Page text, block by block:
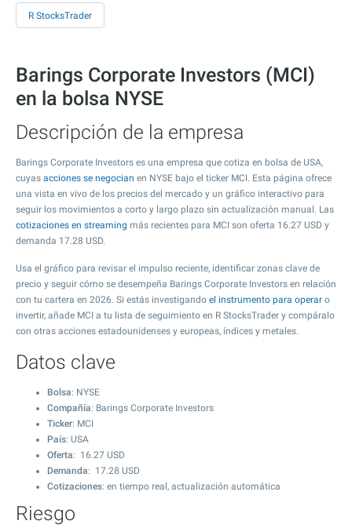
R StocksTrader
Barings Corporate Investors (MCI)
en la bolsa NYSE
Descripción de la empresa
Barings Corporate Investors es una empresa que cotiza en bolsa de USA,
cuyas acciones se negocian en NYSE bajo el ticker MCI. Esta página ofrece
una vista en vivo de los precios del mercado y un gráfico interactivo para
seguir los movimientos a corto y largo plazo sin actualización manual. Las
cotizaciones en streaming más recientes para MCI son oferta 16.27 USD y
demanda 17.28 USD.
Usa el gráfico para revisar el impulso reciente, identificar zonas clave de
precio y seguir cómo se desempeña Barings Corporate Investors en relación
con tu cartera en 2026. Si estás investigando el instrumento para operar o
invertir, añade MCI a tu lista de seguimiento en R StocksTrader y compáralo
con otras acciones estadounidenses y europeas, índices y metales.
Datos clave
Bolsa: NYSE
Compañía: Barings Corporate Investors
Ticker: MCI
País: USA
Oferta: 16.27 USD
Demanda: 17.28 USD
Cotizaciones: en tiempo real, actualización automática
Riesgo